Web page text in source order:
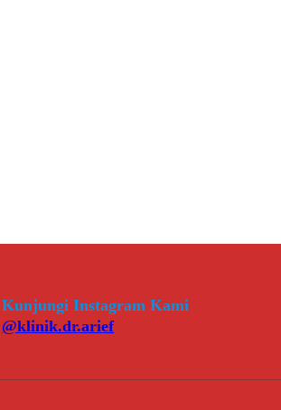
Kunjungi Instagram Kami
@klinik.dr.arief